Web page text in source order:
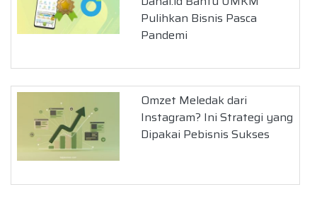
Pulihkan Bisnis Pasca
Pandemi
Omzet Meledak dari
Instagram? Ini Strategi yang
Dipakai Pebisnis Sukses